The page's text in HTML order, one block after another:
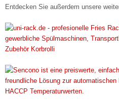
Entdecken Sie außerdem unsere